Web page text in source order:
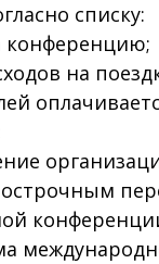
списку:
на